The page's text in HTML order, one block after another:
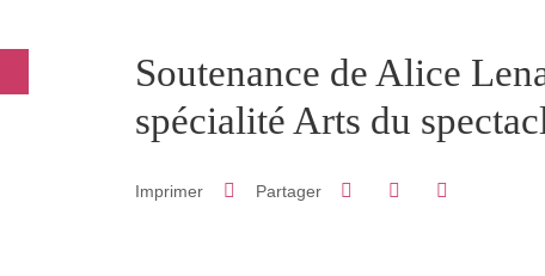
principale Sidebar
Soutenance de Alice
spécialité Arts du
Imprimer Partager Partager sur Facebook
Partager sur